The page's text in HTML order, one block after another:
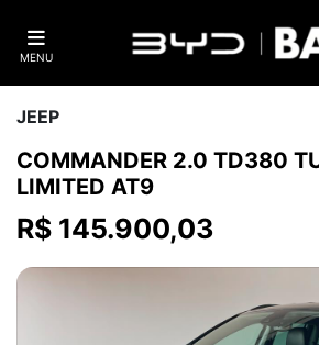
MENU
JEEP
COMMANDER 2.0 TD380
LIMITED AT9
R$ 145.900,03